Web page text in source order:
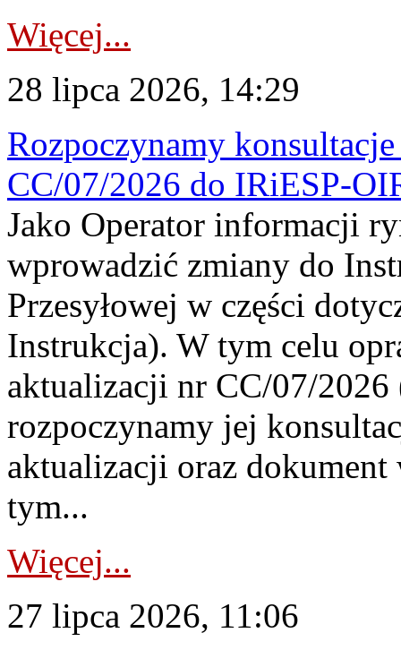
Więcej...
28 lipca 2026, 14:29
Rozpoczynamy
CC/07/2026 do IRiESP-
Jako Operator informacji
wprowadzić zmiany do
Przesyłowej w części
Instrukcja). W tym celu
aktualizacji nr CC/07/
rozpoczynamy jej
aktualizacji oraz
tym...
Więcej...
27 lipca 2026, 11:06